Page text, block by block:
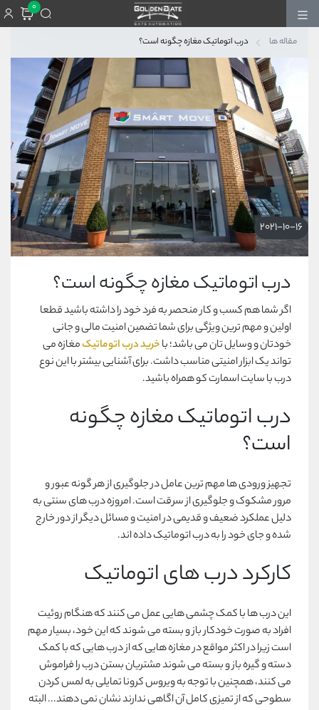
0
مقاله ها درب اتوماتیک مغازه چگونه است؟
2021-10-16
درب اتوماتیک مغازه چگونه است؟
اگر شما هم کسب و کار منحصر به فرد خود را داشته باشید قطعا
اولین و مهم ترین ویژگی برای شما تضمین امنیت مالی و جانی
خودتان و وسایل تان می باشد؛ باخرید درب اتوماتیکمغازه می
تواند یک ابزار امنیتی مناسب داشت. برای آشنایی بیشتر با این نوع
درب با سایت اسمارت کو همراه باشید.
درب اتوماتیک مغازه چگونه
است؟
تجهیز ورودی ها مهم ترین عامل در جلوگیری از هر گونه عبور و
مرور مشکوک و جلوگیری از سرقت است. امروزه درب های سنتی به
دلیل عملکرد ضعیف و قدیمی در امنیت و مسائل دیگر از دور خارج
شده و جای خود را به درب اتوماتیک داده اند.
کارکرد درب های اتوماتیک
این درب ها با کمک چشمی هایی عمل می کنند که هنگام روئیت
افراد به صورت خودکار باز و بسته می شوند که این خود، بسیار مهم
است زیرا در اکثر مواقع در مغازه هایی که از درب هایی که با کمک
دسته و گیره باز و بسته می شوند مشتریان بستن درب را فراموش
می کنند، همچنین با توجه به ویروس کرونا تمایلی به لمس کردن
سطوحی که از تمیزی کامل آن اگاهی ندارند نشان نمی دهند... البته